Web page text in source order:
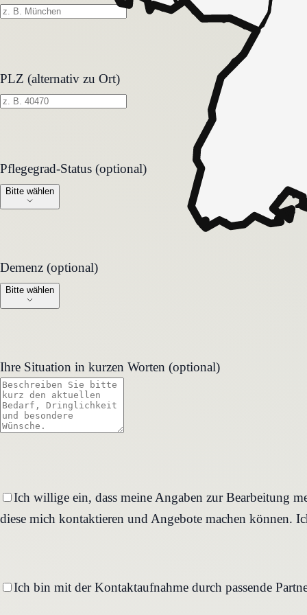
PLZ (alternativ zu Ort)
Pflegegrad-Status (optional)
Pflegegrad-Status (optional)
Bitte wählen
Demenz (optional)
Demenz (optional)
Bitte wählen
Ihre Situation in kurzen Worten (optional)
Ich willige ein, dass meine Angaben zur Bearbeitung
diese mich kontaktieren und Angebote machen können.
Ich bin mit der Kontaktaufnahme durch passende